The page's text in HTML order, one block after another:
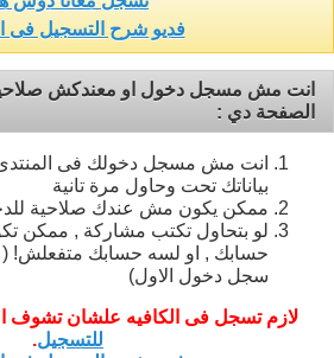
فديو شرح التسجيل فى
انت مش مسجل دخول او معندكش
الصفحة دي :
انت مش مسجل دخولك فى
بياناتك تحت وحاول مرة تانية
ممكن يكون مش عندك صلاحية
لو بتحاول تكتب مشاركة , ممكن
حسابك , او لسه حسابك
سجل دخول الاول)
لازم تسجل فى الكافيه علشان تشوف
للتسجيل.